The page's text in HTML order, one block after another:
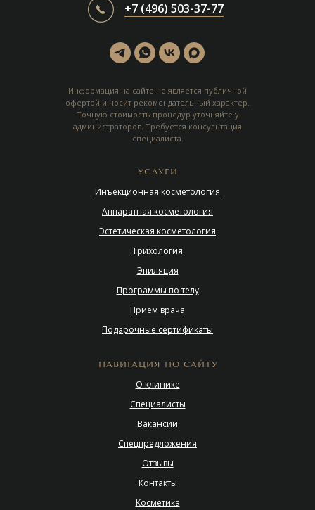
Информация на сайте не является публичной
офертой и носит рекомендательный характер.
Точную стоимость процедур уточняйте у
администраторов. Требуется консультация
специалиста.
УСЛУГИ
НАВИГАЦИЯ ПО САЙТУ
О клинике
Специалисты
Вакансии
Спецпредложения
Отзывы
Контакты
Косметика
Инъекционная косметология
Аппаратная косметология
Эстетическая косметология
Эпиляция
Программы по телу
Прием врача
Подарочные сертификаты
Трихология
+7 (496) 503-37-77